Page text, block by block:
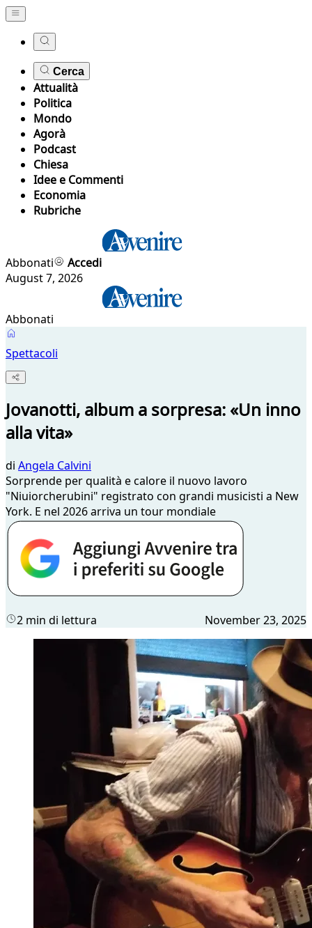
Cerca
Attualità
Politica
Mondo
Agorà
Podcast
Chiesa
Idee e Commenti
Economia
Rubriche
Abbonati
Accedi
August 7, 2026
Abbonati
Spettacoli
Jovanotti, album a sorpresa: «Un inno
alla vita»
di Angela Calvini
Sorprende per qualità e calore il nuovo lavoro
"Niuiorcherubini" registrato con grandi musicisti a New
York. E nel 2026 arriva un tour mondiale
2 min di lettura November 23, 2025